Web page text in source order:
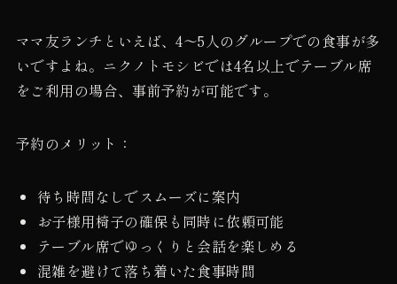
ママ友ランチといえば、4〜5人のグループでの食事が多
いですよね。ニクノトモシビでは4名以上でテーブル席
をご利用の場合、事前予約が可能です。
予約のメリット：
待ち時間なしでスムーズに案内
お子様用椅子の確保も同時に依頼可能
テーブル席でゆっくりと会話を楽しめる
混雑を避けて落ち着いた食事時間